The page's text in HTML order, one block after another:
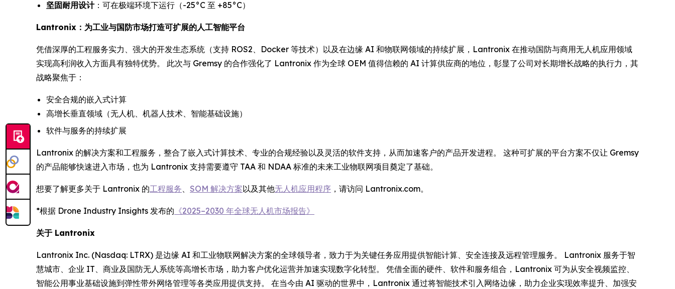
坚固耐用设计：可在极端环境下运行（-25°C 至 +85°C）
Lantronix：为工业与国防市场打造可扩展的人工智能平台
凭借深厚的工程服务实力、强大的开发生态系统（支持 ROS2、Docker 等技术）以及在边缘 AI 和物联网领域的持续扩展，Lantronix 在推动国防与商用无人机应用领域
实现高利润收入方面具有独特优势。 此次与 Gremsy 的合作强化了 Lantronix 作为全球 OEM 值得信赖的 AI 计算供应商的地位，彰显了公司对长期增长战略的执行力，其
战略聚焦于：
安全合规的嵌入式计算
高增长垂直领域（无人机、机器人技术、智能基础设施）
软件与服务的持续扩展
Lantronix 的解决方案和工程服务，整合了嵌入式计算技术、专业的合规经验以及灵活的软件支持，从而加速客户的产品开发进程。 这种可扩展的平台方案不仅让 Gremsy
的产品能够快速进入市场，也为 Lantronix 支持需要遵守 TAA 和 NDAA 标准的未来工业物联网项目奠定了基础。
想要了解更多关于 Lantronix 的工程服务、 SOM 解决方案以及其他无人机应用程序 ，请访问 Lantronix.com。
*根据 Drone Industry Insights 发布的 《2025–2030 年全球无人机市场报告》
关于 Lantronix
Lantronix Inc. (Nasdaq: LTRX) 是边缘 AI 和工业物联网解决方案的全球领导者，致力于为关键任务应用提供智能计算、安全连接及远程管理服务。 Lantronix 服务于智
慧城市、企业 IT、商业及国防无人系统等高增长市场，助力客户优化运营并加速实现数字化转型。 凭借全面的硬件、软件和服务组合，Lantronix 可为从安全视频监控、
智能公用事业基础设施到弹性带外网络管理等各类应用提供支持。 在当今由 AI 驱动的世界中，Lantronix 通过将智能技术引入网络边缘，助力企业实现效率提升、加强安